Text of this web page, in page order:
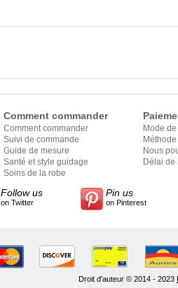
Comment commander
Comment commander
Suivi de commande
Guide de mesure
Santé et style guidage
Soins de la robe
Mode
Nous
Délai de
Follow us
on Twitter
Pin us
on Pinterest
Droit d'auteur © 2014 - 2023